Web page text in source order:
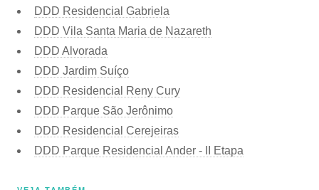
DDD Residencial Gabriela
DDD Vila Santa Maria de Nazareth
DDD Alvorada
DDD Jardim Suíço
DDD Residencial Reny Cury
DDD Parque São Jerônimo
DDD Residencial Cerejeiras
DDD Parque Residencial Ander - II Etapa